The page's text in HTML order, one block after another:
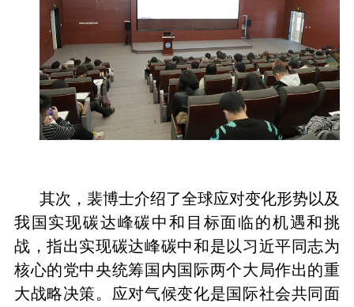
其次，裴博士介绍了全球应对变化形势以及
我国实现碳达峰碳中和目标面临的机遇和挑
战，指出实现碳达峰碳中和是以习近平同志为
核心的党中央统筹国内国际两个大局作出的重
大战略决策。应对气候变化是国际社会共同面